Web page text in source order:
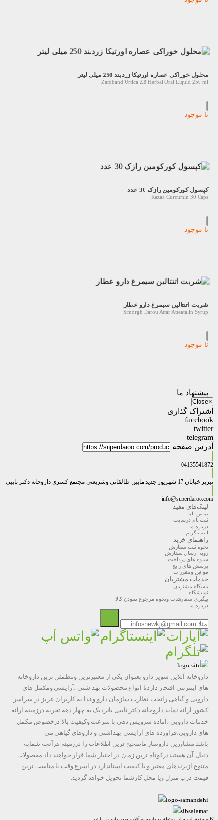
محلول خوراکی عصاره اورتیکا زردبند 250 میلی لیتر
Zardband Urtica ZB Herbal Oral Liquid 250 ml
نا موجود
کپسول کورکومین رازک 30 عدد
Razak Curcumin 30 Caps
نا موجود
شربت اتنتالین سیمرغ دارو عطار
Simorgh Darou Attar Attentalin Syrup
نا موجود
پیشنهاد ما
×
Close
اشتراک گذاری
facebook
twitter
telegram
آدرس صفحه
04135541872
تبریز خیابان 17 شهریور جدید مابین طالقانی وشریعتی مجتمع کسری داروخانه دکتر نایبی
info@superdaroo.com
لینک‌های مفید
تماس باما
ثبت نام درسایت
درباره ما
اینستاگرام
راهنمای خرید
نحوه ثبت سفارش
رویه ارسال سفارش
شیوه های پرداخت
پرسش هاي رايج
قوانین ومقررات
خدمات مشتریان
باشگاه مشتریان
نمایشگاه
پیگیری سفارشات ونحوه مرجوع نمودن کالا
درباره ما
داروخانه آنلاین سوپر دارو بعنوان یکی از معتبرترین ومطمئن ترین داروخانه
های اینترنتی افتخار داردتا انواع محصولات بهداشتی ،آرایشی ومکمل های
دارویی و گیاهی راتحت نظارت سازمان دارو وغذا به کاربران عزیز در سراسر
کشور ارائه نماید.داروخانه دکتر نایبی بانزدیک به چهار دهه تجربه درزمینه ارائه
خدمات دارویی ،آماده سرویس دهی با سرعت وکیفیت بالا درخصوص مکمل
های دارویی،فراورده های آرایشی-بهداشتی و داروهای گیاهی می
باشد.مشاورین داروساز ماصحیح ترین اطلاعات را درزمینه هرآنچه شمابه
دنبال آن هستیددرکوتاه ترین زمان در اختیار شما قرار خواهند داد.محصولات
متنوع ازبرندهای معتبر و با کیفیت استاندارد در اسرع وقت با مناسب ترین
قیمت درب منزل ویا محل کارشما تحویل خواهد گردید.
کلیه حقوق این سایت متعلق به داروخانه آنلاین سوپردارو می باشد.